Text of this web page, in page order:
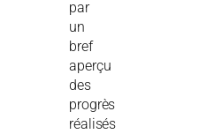
par
un
bref
aperçu
des
progrès
réalisés